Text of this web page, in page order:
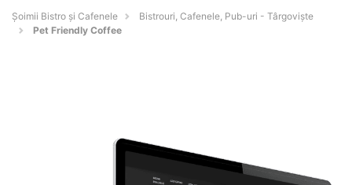
Șoimii Bistro și Cafenele
Bistrouri, Cafenele, Pub-uri - Târgovişte
Pet Friendly Coffee